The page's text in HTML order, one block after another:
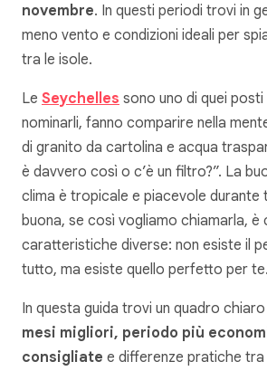
novembre. In questi periodi trovi in
meno vento e condizioni ideali per
tra le isole.
Le Seychelles sono uno di quei
nominarli, fanno comparire nella
di granito da cartolina e acqua
è davvero così o c’è un filtro?”. La
clima è tropicale e piacevole durante
buona, se così vogliamo chiamarla, è
caratteristiche diverse: non esiste il
tutto, ma esiste quello perfetto per te.
In questa guida trovi un quadro chiaro
mesi migliori, periodo più
consigliate e differenze pratiche tra